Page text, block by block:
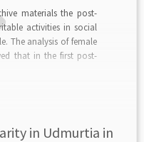
materials the post-
activities in social
The analysis of female
that in the first post-
in Udmurtia in